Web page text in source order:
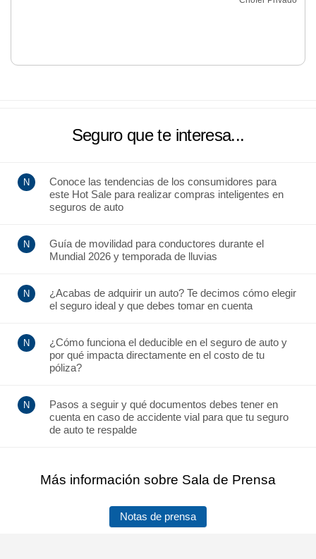
Seguro que te interesa...
Conoce las tendencias de los consumidores para
este Hot Sale para realizar compras inteligentes en
seguros de auto
Guía de movilidad para conductores durante el
Mundial 2026 y temporada de lluvias
¿Acabas de adquirir un auto? Te decimos cómo elegir
el seguro ideal y que debes tomar en cuenta
¿Cómo funciona el deducible en el seguro de auto y
por qué impacta directamente en el costo de tu
póliza?
Pasos a seguir y qué documentos debes tener en
cuenta en caso de accidente vial para que tu seguro
de auto te respalde
Más información sobre Sala de Prensa
Notas de prensa